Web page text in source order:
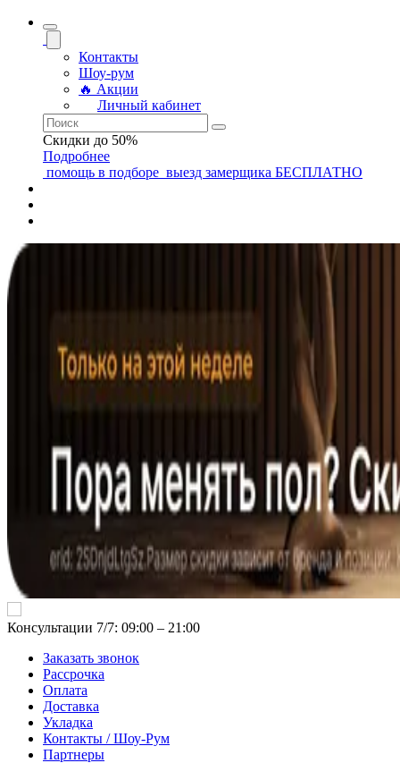
Контакты
Шоу-рум
🔥 Акции
Личный кабинет
Скидки до 50%
Подробнее
помощь в подборе выезд замерщика БЕСПЛАТНО
Консультации 7/7: 09:00 ‒ 21:00
Заказать звонок
Рассрочка
Оплата
Доставка
Укладка
Контакты / Шоу-Рум
Партнеры